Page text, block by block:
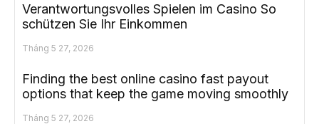
Verantwortungsvolles Spielen im Casino So
schützen Sie Ihr Einkommen
Tháng 5 27, 2026
Finding the best online casino fast payout
options that keep the game moving smoothly
Tháng 5 27, 2026